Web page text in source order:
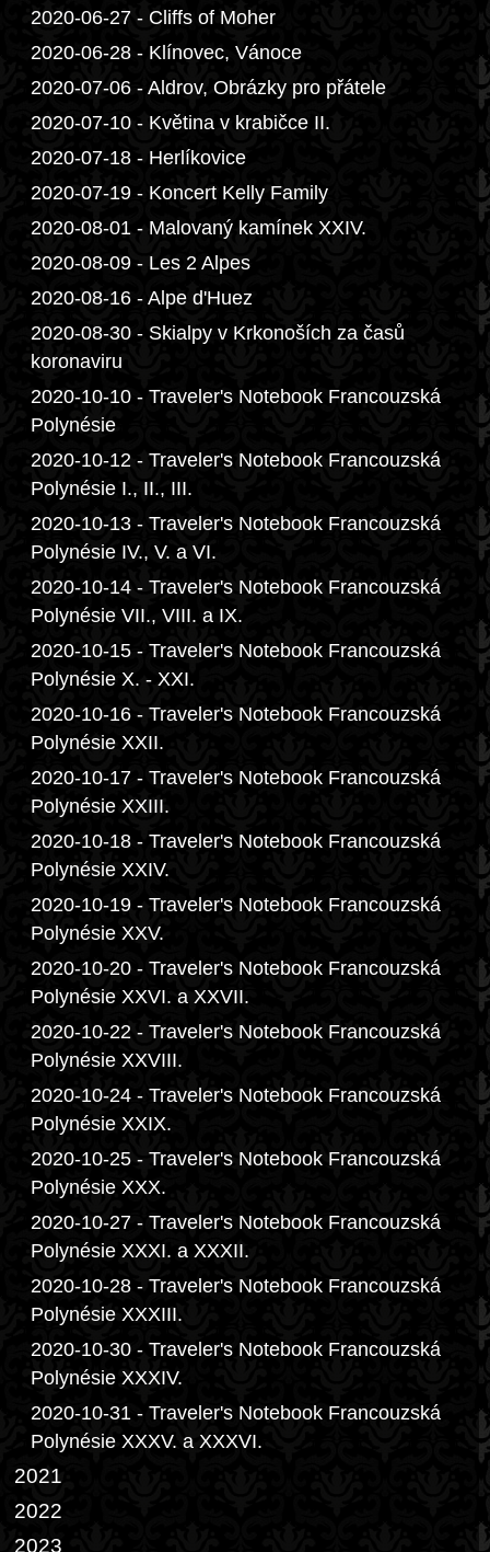
2020-06-27 - Cliffs of Moher
2020-06-28 - Klínovec, Vánoce
2020-07-06 - Aldrov, Obrázky pro přátele
2020-07-10 - Květina v krabičce II.
2020-07-18 - Herlíkovice
2020-07-19 - Koncert Kelly Family
2020-08-01 - Malovaný kamínek XXIV.
2020-08-09 - Les 2 Alpes
2020-08-16 - Alpe d'Huez
2020-08-30 - Skialpy v Krkonoších za časů
koronaviru
2020-10-10 - Traveler's Notebook Francouzská
Polynésie
2020-10-12 - Traveler's Notebook Francouzská
Polynésie I., II., III.
2020-10-13 - Traveler's Notebook Francouzská
Polynésie IV., V. a VI.
2020-10-14 - Traveler's Notebook Francouzská
Polynésie VII., VIII. a IX.
2020-10-15 - Traveler's Notebook Francouzská
Polynésie X. - XXI.
2020-10-16 - Traveler's Notebook Francouzská
Polynésie XXII.
2020-10-17 - Traveler's Notebook Francouzská
Polynésie XXIII.
2020-10-18 - Traveler's Notebook Francouzská
Polynésie XXIV.
2020-10-19 - Traveler's Notebook Francouzská
Polynésie XXV.
2020-10-20 - Traveler's Notebook Francouzská
Polynésie XXVI. a XXVII.
2020-10-22 - Traveler's Notebook Francouzská
Polynésie XXVIII.
2020-10-24 - Traveler's Notebook Francouzská
Polynésie XXIX.
2020-10-25 - Traveler's Notebook Francouzská
Polynésie XXX.
2020-10-27 - Traveler's Notebook Francouzská
Polynésie XXXI. a XXXII.
2020-10-28 - Traveler's Notebook Francouzská
Polynésie XXXIII.
2020-10-30 - Traveler's Notebook Francouzská
Polynésie XXXIV.
2020-10-31 - Traveler's Notebook Francouzská
Polynésie XXXV. a XXXVI.
2021
2022
2023